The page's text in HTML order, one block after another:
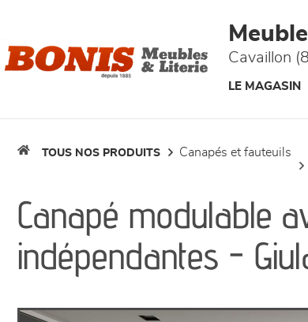
Cavaillon
LE MAGASIN
TOUS NOS PRODUITS canapés et fauteuils
Canapé modulable
indépendantes -